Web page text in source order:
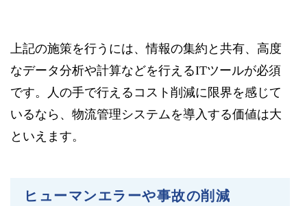
上記の施策を行うには、情報の集約と共有、高度
なデータ分析や計算などを行えるITツールが必須
です。人の手で行えるコスト削減に限界を感じて
いるなら、物流管理システムを導入する価値は大
といえます。
ヒューマンエラーや事故の削減